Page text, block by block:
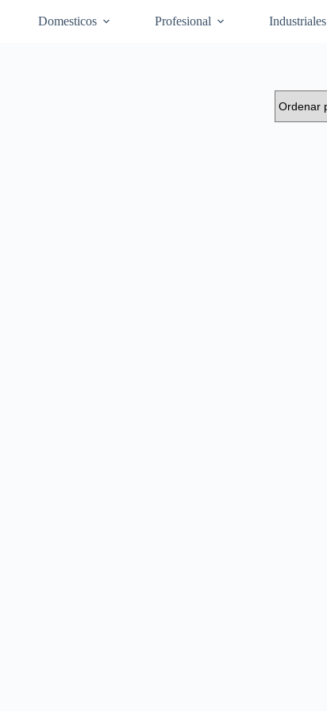
Domesticos Profesional Industriales